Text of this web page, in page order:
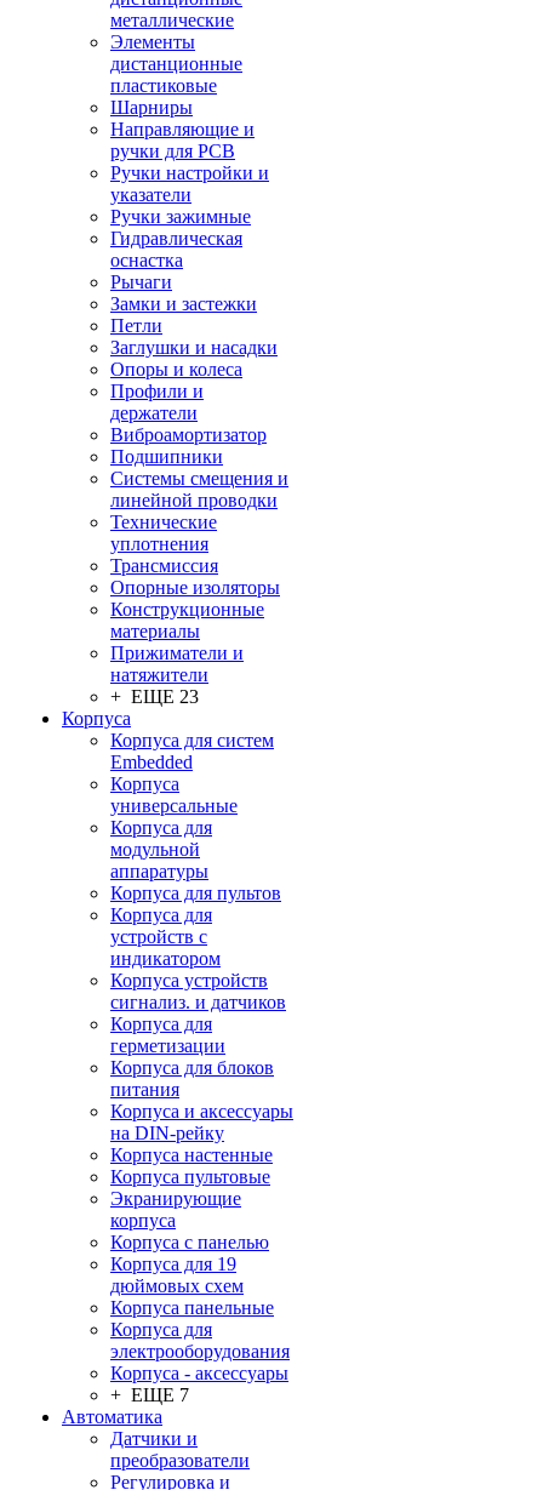
металлические
Элементы
дистанционные
пластиковые
Шарниры
Направляющие и
ручки для PCB
Ручки настройки и
указатели
Ручки зажимные
Гидравлическая
оснастка
Рычаги
Замки и застежки
Петли
Заглушки и насадки
Опоры и колеса
Профили и
держатели
Виброамортизатор
Подшипники
Системы смещения и
линейной проводки
Технические
уплотнения
Трансмиссия
Опорные изоляторы
Конструкционные
материалы
Прижиматели и
натяжители
+ ЕЩЕ 23
Корпуса
Корпуса для систем
Embedded
Корпуса
универсальные
Корпуса для
модульной
аппаратуры
Корпуса для пультов
Корпуса для
устройств с
индикатором
Корпуса устройств
сигнализ. и датчиков
Корпуса для
герметизации
Корпуса для блоков
питания
Корпуса и аксессуары
на DIN-рейку
Корпуса настенные
Корпуса пультовые
Экранирующие
корпуса
Корпуса с панелью
Корпуса для 19
дюймовых схем
Корпуса панельные
Корпуса для
электрооборудования
Корпуса - аксессуары
+ ЕЩЕ 7
Автоматика
Датчики и
преобразователи
Регулировка и